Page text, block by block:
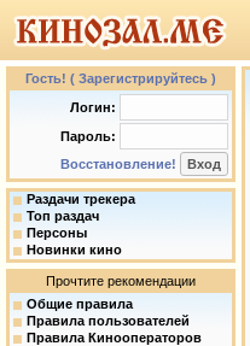
Гость! ( Зарегистрируйтесь )
Логин:
Пароль:
Восстановление!
Раздачи трекера
Топ раздач
Персоны
Новинки кино
Прочтите рекомендации
Общие правила
Правила пользователей
Правила Кинооператоров